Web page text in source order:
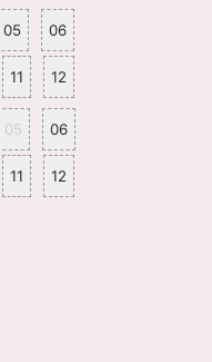
05 06
11 12
05 06
11 12